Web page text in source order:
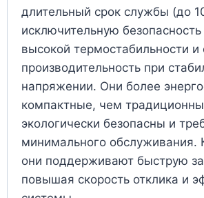
длительный срок службы (до
исключительную
высокой термостабильности и
производительность при
напряжении. Они более
компактные, чем
экологически безопасны и
минимального обслуживания.
они поддерживают быструю
повышая скорость отклика и